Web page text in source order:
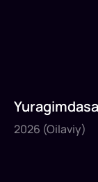
2026
80daq
2026 (Oilaviy)